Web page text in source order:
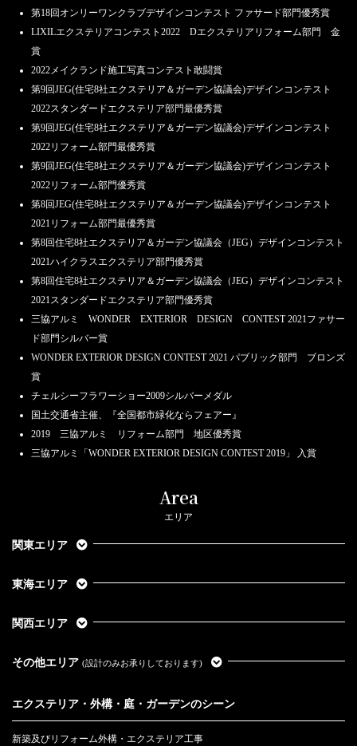
第18回オンリーワンクラブデザインコンテスト ファサード部門優秀賞
LIXILエクステリアコンテスト2022 Dエクステリアリフォーム部門 金
賞
2022メイクランド施工写真コンテスト敢闘賞
第9回JEG(住宅8社エクステリア＆ガーデン協議会)デザインコンテスト
2022スタンダードエクステリア部門最優秀賞
第9回JEG(住宅8社エクステリア＆ガーデン協議会)デザインコンテスト
2022リフォーム部門最優秀賞
第9回JEG(住宅8社エクステリア＆ガーデン協議会)デザインコンテスト
2022リフォーム部門優秀賞
第8回JEG(住宅8社エクステリア＆ガーデン協議会)デザインコンテスト
2021リフォーム部門最優秀賞
第8回住宅8社エクステリア＆ガーデン協議会（JEG）デザインコンテスト
2021ハイクラスエクステリア部門優秀賞
第8回住宅8社エクステリア＆ガーデン協議会（JEG）デザインコンテスト
2021スタンダードエクステリア部門優秀賞
三協アルミ WONDER EXTERIOR DESIGN CONTEST 2021ファサー
ド部門シルバー賞
WONDER EXTERIOR DESIGN CONTEST 2021 パブリック部門 ブロンズ
賞
チェルシーフラワーショー2009シルバーメダル
国土交通省主催、『全国都市緑化ならフェアー』
2019 三協アルミ リフォーム部門 地区優秀賞
三協アルミ「WONDER EXTERIOR DESIGN CONTEST 2019」 入賞
Area
エリア
関東エリア
東海エリア
関西エリア
その他エリア (設計のみお承りしております)
エクステリア・外構・庭・ガーデンのシーン
新築及びリフォーム外構・エクステリア工事